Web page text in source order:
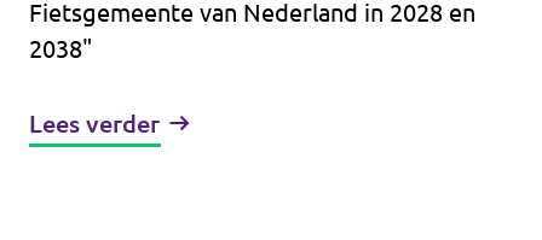
Fietsgemeente van Nederland in 2028 en
2038"
Lees verder